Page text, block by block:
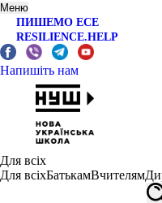
Меню
ПИШЕМО ЕСЕ
RESILIENCE.HELP
Напишіть нам
Для всіх
Для всіхБатькамВчителям